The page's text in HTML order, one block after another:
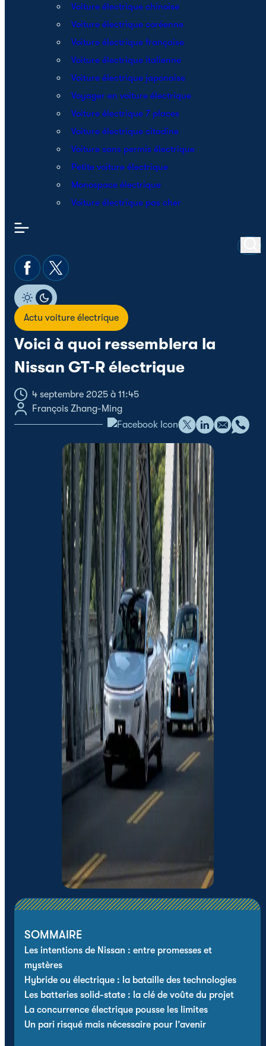
Voiture électrique chinoise
Voiture électrique coréenne
Voiture électrique française
Voiture électrique italienne
Voiture électrique japonaise
Voyager en voiture électrique
Voiture électrique 7 places
Voiture électrique citadine
Voiture sans permis électrique
Petite voiture électrique
Monospace électrique
Voiture électrique pas cher
Actu voiture électrique
Voici à quoi ressemblera la
Nissan GT-R électrique
4 septembre 2025 à 11:45
François Zhang-Ming
SOMMAIRE
Les intentions de Nissan : entre promesses et
mystères
Hybride ou électrique : la bataille des technologies
Les batteries solid-state : la clé de voûte du projet
La concurrence électrique pousse les limites
Un pari risqué mais nécessaire pour l’avenir